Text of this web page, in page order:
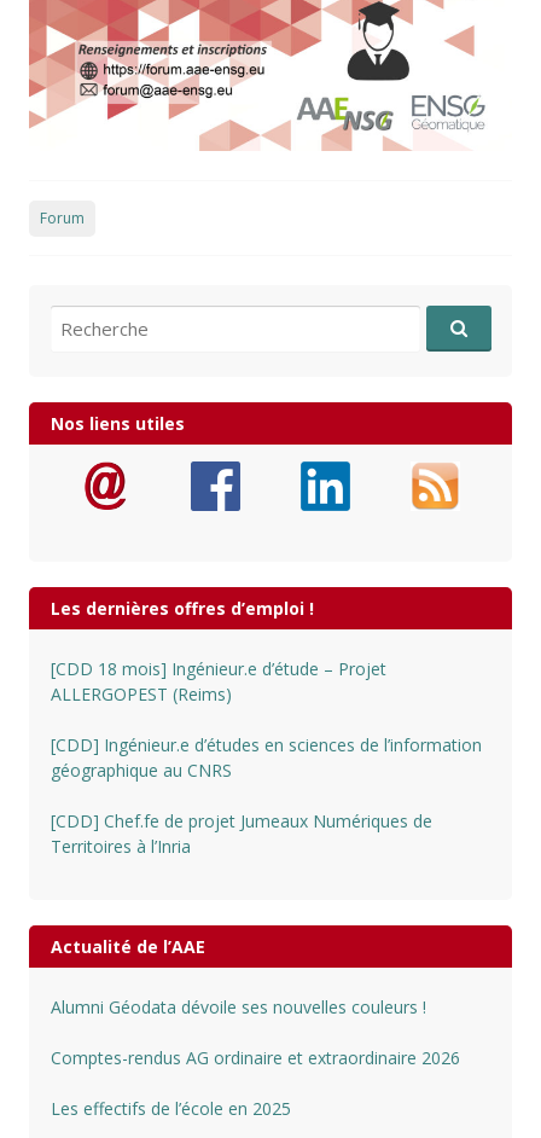
Forum
Recherche pour:
Nos liens utiles
Les dernières offres d’emploi !
[CDD 18 mois] Ingénieur.e d’étude – Projet
ALLERGOPEST (Reims)
[CDD] Ingénieur.e d’études en sciences de l’information
géographique au CNRS
[CDD] Chef.fe de projet Jumeaux Numériques de
Territoires à l’Inria
Actualité de l’AAE
Alumni Géodata dévoile ses nouvelles couleurs !
Comptes-rendus AG ordinaire et extraordinaire 2026
Les effectifs de l’école en 2025